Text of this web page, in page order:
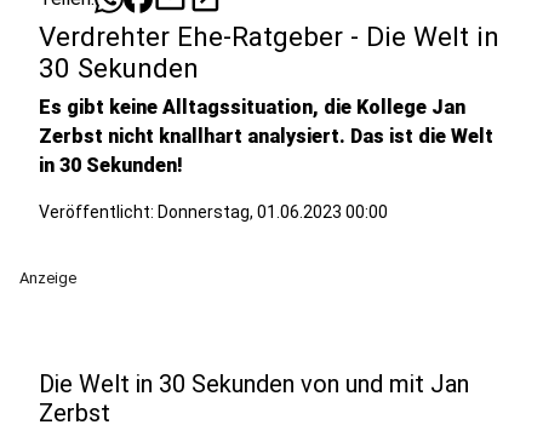
Verdrehter Ehe-Ratgeber - Die Welt in
30 Sekunden
Es gibt keine Alltagssituation, die Kollege Jan
Zerbst nicht knallhart analysiert. Das ist die Welt
in 30 Sekunden!
Veröffentlicht: Donnerstag, 01.06.2023 00:00
Anzeige
Die Welt in 30 Sekunden von und mit Jan
Zerbst